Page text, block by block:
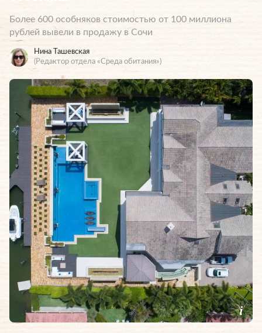
Более 600 особняков стоимостью от 100 миллиона
рублей вывели в продажу в Сочи
Нина Ташевская
(Редактор отдела «Среда обитания»)